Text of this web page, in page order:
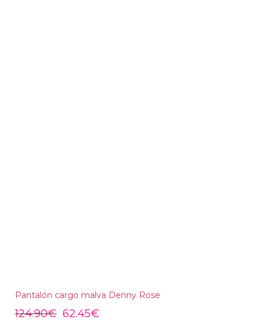
Pantalón cargo malva Denny Rose
124.90€ 62.45€